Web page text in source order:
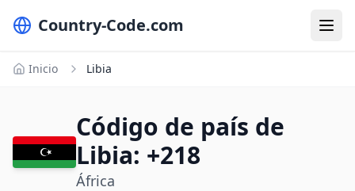
Country-Code.com
Inicio Libia
Código de país de
Libia: +218
África